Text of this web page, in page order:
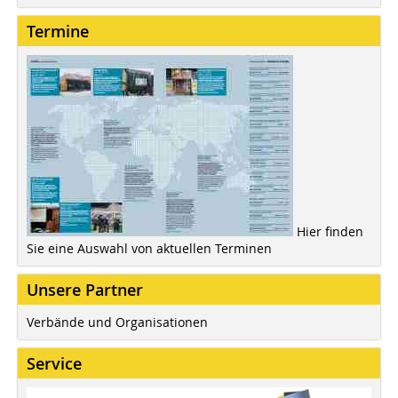
Termine
Hier finden
Sie eine Auswahl von aktuellen Terminen
Unsere Partner
Verbände und Organisationen
Service